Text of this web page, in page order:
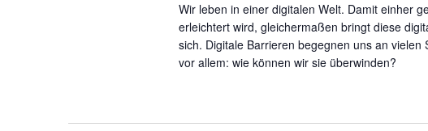
Wir leben in einer digitalen Welt. Damit einher
erleichtert wird, gleichermaßen bringt diese
sich. Digitale Barrieren begegnen uns an
vor allem: wie können wir sie überwinden?